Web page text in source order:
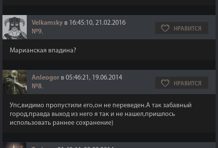
Velkamsky в 16:45:10, 21.02.2016
№9, НРАВИТСЯ
Марианская впадина?
Anleogor в 05:46:21, 19.06.2014
№8, НРАВИТСЯ
Упс,видимо пропустили его,он не переведен.А так забавный
город,правда выход из него я так и не нашел,пришлось
использовать раннее сохранение)